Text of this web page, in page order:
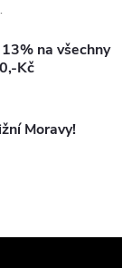
na všechny
Kč
Moravy!